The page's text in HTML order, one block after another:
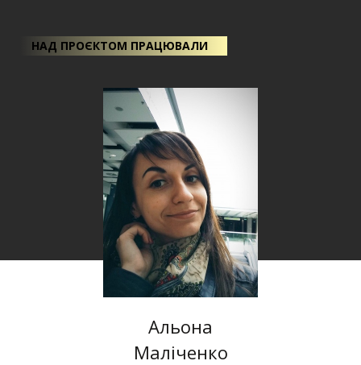
НАД ПРОЄКТОМ ПРАЦЮВАЛИ
Альона
Маліченко